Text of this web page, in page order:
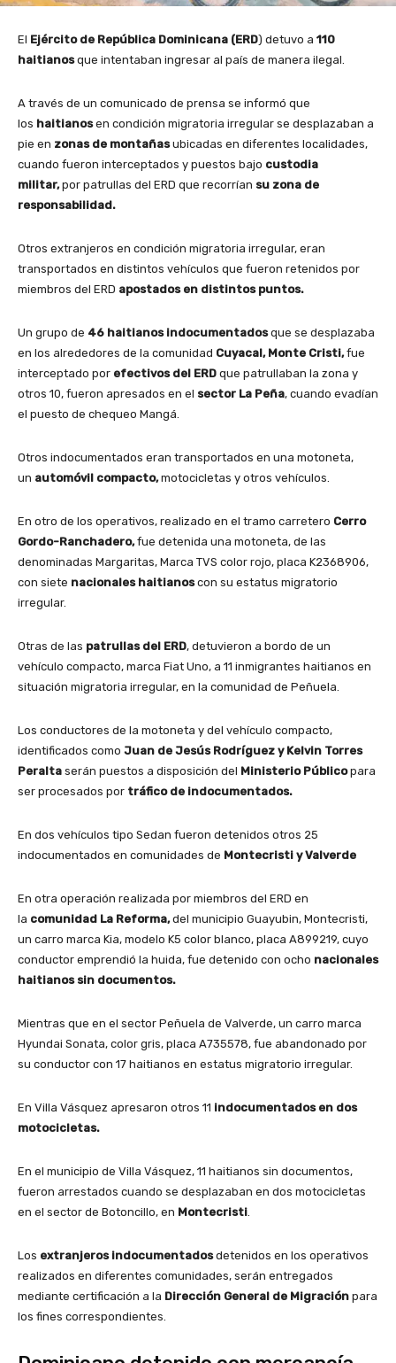
El Ejército de República Dominicana (ERD) detuvo a 110
haitianosque intentaban ingresar al país de manera ilegal.
A través de un comunicado de prensa se informó que
los haitianosen condición migratoria irregular se desplazaban a
pie en zonas de montañasubicadas en diferentes localidades,
cuando fueron interceptados y puestos bajo custodia
militar,por patrullas del ERD que recorrían su zona de
responsabilidad.
Otros extranjeros en condición migratoria irregular, eran
transportados en distintos vehículos que fueron retenidos por
miembros del ERD apostados en distintos puntos.
Un grupo de 46 haitianos indocumentadosque se desplazaba
en los alrededores de la comunidad Cuyacal, Monte Cristi,fue
interceptado por efectivos del ERD que patrullaban la zona y
otros 10, fueron apresados en el sector La Peña, cuando evadían
el puesto de chequeo Mangá.
Otros indocumentados eran transportados en una motoneta,
un automóvil compacto,motocicletas y otros vehículos.
En otro de los operativos, realizado en el tramo carretero Cerro
Gordo-Ranchadero,fue detenida una motoneta, de las
denominadas Margaritas, Marca TVS color rojo, placa K2368906,
con siete nacionales haitianoscon su estatus migratorio
irregular.
Otras de las patrullas del ERD, detuvieron a bordo de un
vehículo compacto, marca Fiat Uno, a 11 inmigrantes haitianos en
situación migratoria irregular, en la comunidad de Peñuela.
Los conductores de la motoneta y del vehículo compacto,
identificados como Juan de Jesús Rodríguez y Kelvin Torres
Peralta serán puestos a disposición del Ministerio Públicopara
ser procesados por tráfico de indocumentados.
En dos vehículos tipo Sedan fueron detenidos otros 25
indocumentados en comunidades de Montecristi y Valverde
En otra operación realizada por miembros del ERD en
la comunidad La Reforma,del municipio Guayubin, Montecristi,
un carro marca Kia, modelo K5 color blanco, placa A899219, cuyo
conductor emprendió la huida, fue detenido con ocho nacionales
haitianos sin documentos.
Mientras que en el sector Peñuela de Valverde, un carro marca
Hyundai Sonata, color gris, placa A735578, fue abandonado por
su conductor con 17 haitianos en estatus migratorio irregular.
En Villa Vásquez apresaron otros 11 indocumentados en dos
motocicletas.
En el municipio de Villa Vásquez, 11 haitianos sin documentos,
fueron arrestados cuando se desplazaban en dos motocicletas
en el sector de Botoncillo, en Montecristi.
Los extranjeros indocumentadosdetenidos en los operativos
realizados en diferentes comunidades, serán entregados
mediante certificación a la Dirección General de Migración para
los fines correspondientes.